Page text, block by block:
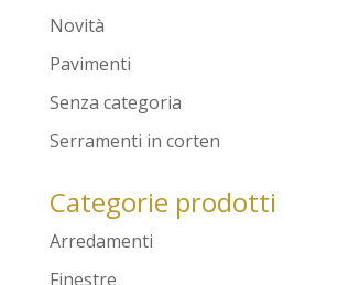
Novità
Pavimenti
Senza categoria
Serramenti in corten
Categorie prodotti
Arredamenti
Finestre